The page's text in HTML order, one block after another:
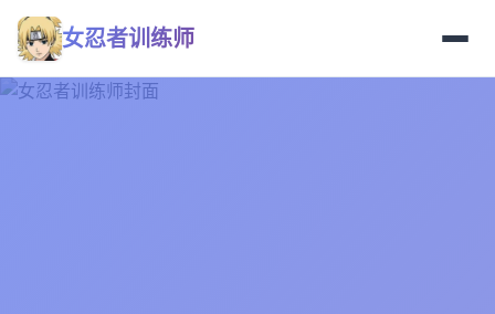
女忍者训练师